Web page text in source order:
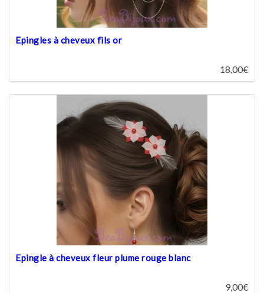
Epingles à cheveux fils or
18,00€
Epingle à cheveux fleur plume rouge blanc
9,00€